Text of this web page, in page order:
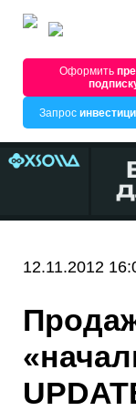
Оформить
Запрос
12.11.2012